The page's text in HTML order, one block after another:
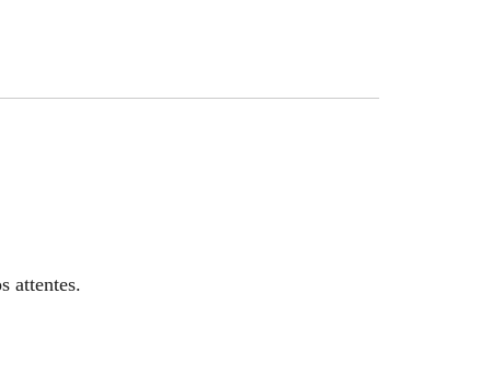
attentes.